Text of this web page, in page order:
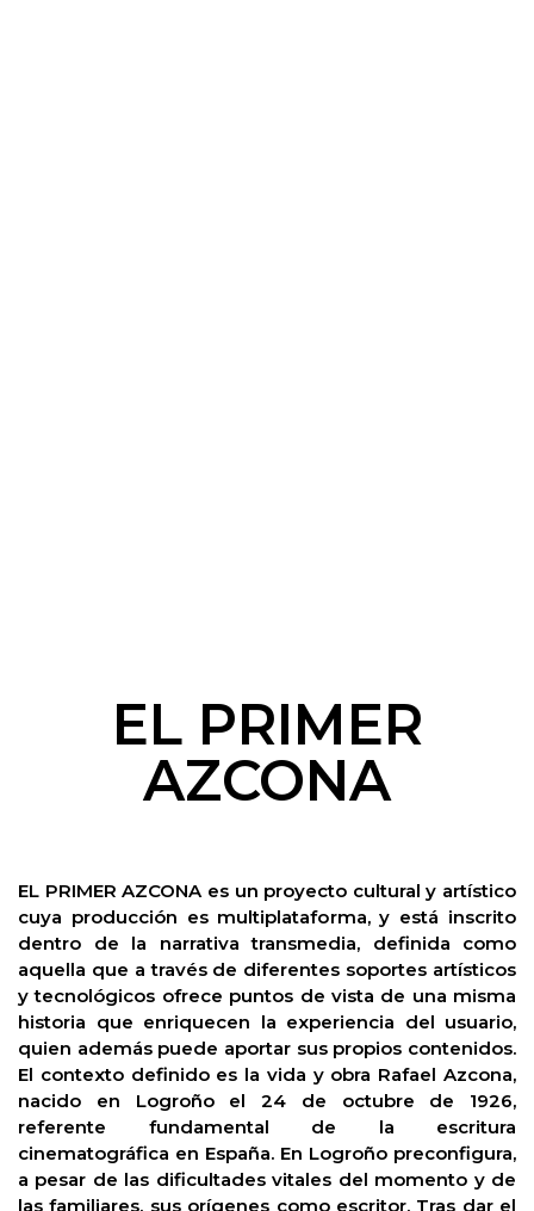
EL PRIMER
AZCONA
EL PRIMER AZCONA es un proyecto cultural y artístico
cuya producción es multiplataforma, y está inscrito
dentro de la narrativa transmedia, definida como
aquella que a través de diferentes soportes artísticos
y tecnológicos ofrece puntos de vista de una misma
historia que enriquecen la experiencia del usuario,
quien además puede aportar sus propios contenidos.
El contexto definido es la vida y obra Rafael Azcona,
nacido en Logroño el 24 de octubre de 1926,
referente fundamental de la escritura
cinematográfica en España. En Logroño preconfigura,
a pesar de las dificultades vitales del momento y de
las familiares, sus orígenes como escritor. Tras dar el